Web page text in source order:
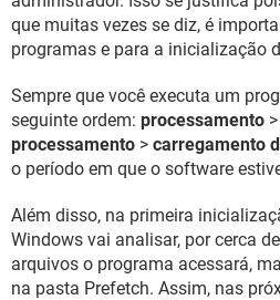
que muitas vezes se diz, é
programas e para a inicialização
Sempre que você executa um
seguinte ordem: processamento >
processamento > carregamento
o período em que o software
Além disso, na primeira
Windows vai analisar, por cerca
arquivos o programa acessará,
na pasta Prefetch. Assim, nas